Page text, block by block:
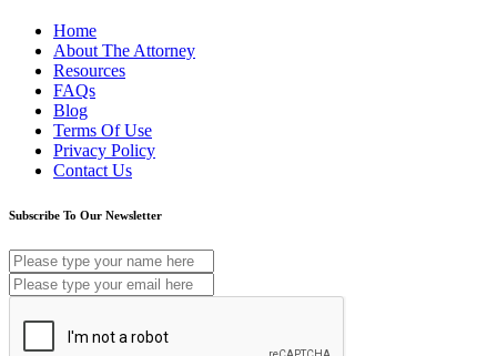
Home
About The Attorney
Resources
FAQs
Blog
Terms Of Use
Privacy Policy
Contact Us
Subscribe To Our Newsletter